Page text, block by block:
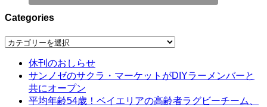
Categories
Categories
休刊のおしらせ
サンノゼのサクラ・マーケットがDIYラーメンバーと
共にオープン
平均年齢54歳！ベイエリアの高齢者ラグビーチーム、